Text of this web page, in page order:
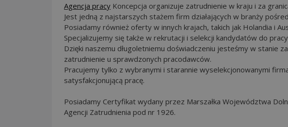
Agencja pracy Koncepcja organizuje zatrudnienie w kraju i za
Jest jedną z najstarszych stażem firm działających w branży
Posiadamy również oferty w innych krajach, takich jak Holandia i
Specjalizujemy się także w rekrutacji i selekcji kandydatów do
Dzięki naszemu długoletniemu doświadczeniu jesteśmy w stanie
zatrudnienie u sprawdzonych pracodawców.
Pracujemy tylko z wybranymi i starannie wyselekcjonowanymi
satysfakcjonującą pracę.
Posiadamy Certyfikat wydany przez Marszałka Województwa
Agencji Zatrudnienia pod nr 1926.